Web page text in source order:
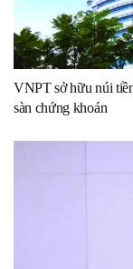
VNPT sở hữu núi
sàn chứng khoán